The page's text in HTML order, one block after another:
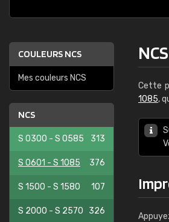
COULEURS NCS
Mes couleurs NCS
NCS
S 0300 - S 0585 313
S 0601 - S 1085 376
S 1500 - S 1580 107
S 2000 - S 2570 326
Cette
1085,